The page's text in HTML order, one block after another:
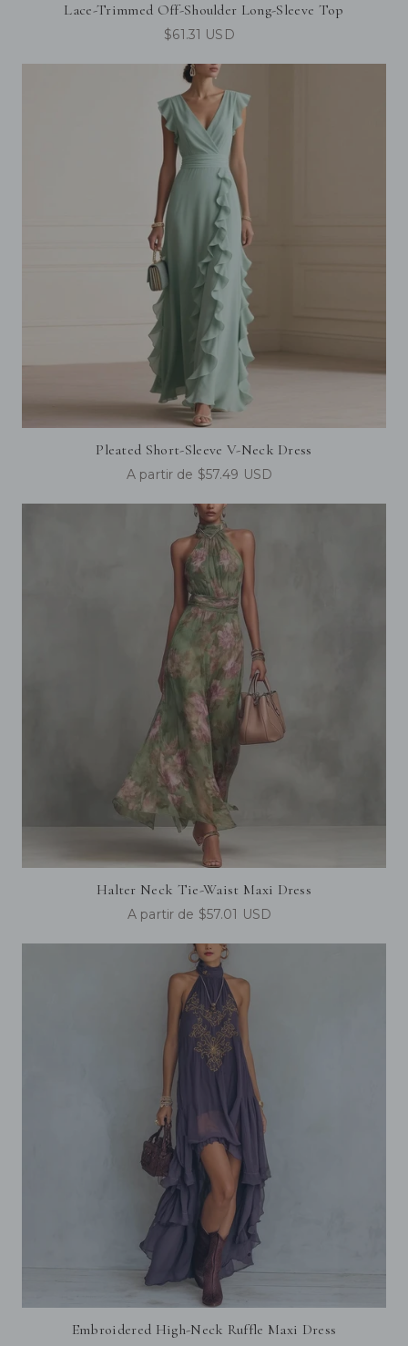
Lace-Trimmed Off-Shoulder Long-Sleeve Top
$61.31 USD
Pleated Short-Sleeve V-Neck Dress
A partir de $57.49 USD
Halter Neck Tie-Waist Maxi Dress
A partir de $57.01 USD
Embroidered High-Neck Ruffle Maxi Dress